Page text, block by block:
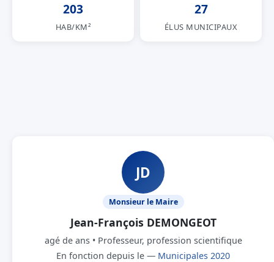
203
HAB/KM²
27
ÉLUS MUNICIPAUX
JD
Monsieur le Maire
Jean-François DEMONGEOT
agé de ans • Professeur, profession scientifique
En fonction depuis le — Municipales 2020